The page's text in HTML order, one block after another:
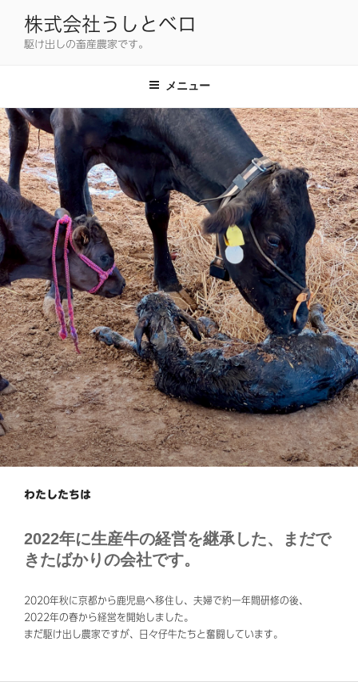
ス
キ
ッ
プ
株式会社うしとベロ
駆け出しの畜産農家です。
メニュー
わたしたちは
2022年に生産牛の経営を継承した、まだで
きたばかりの会社です。
2020年秋に京都から鹿児島へ移住し、夫婦で約一年間研修の後、
2022年の春から経営を開始しました。
まだ駆け出し農家ですが、日々仔牛たちと奮闘しています。